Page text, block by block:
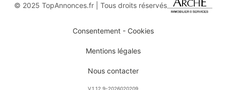
© 2025 TopAnnonces.fr | Tous droits réservés
Consentement - Cookies
Mentions légales
Nous contacter
V.1.12.9-2026020209